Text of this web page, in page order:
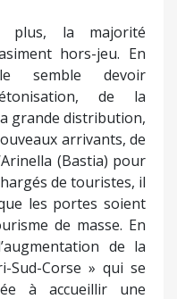
plus, la majorité
hors-jeu. En
semble devoir
de la
grande distribution,
arrivants, de
(Bastia) pour
de touristes, il
les portes soient
de masse. En
de la
Sud-Corse » qui se
à accueillir une